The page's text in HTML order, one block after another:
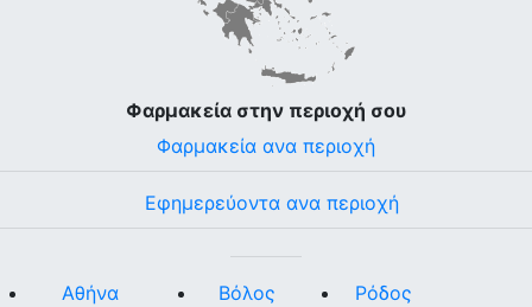
Φαρμακεία στην περιοχή σου
Φαρμακεία ανα περιοχή
Εφημερεύοντα ανα περιοχή
Αθήνα
Βόλος
Ρόδος